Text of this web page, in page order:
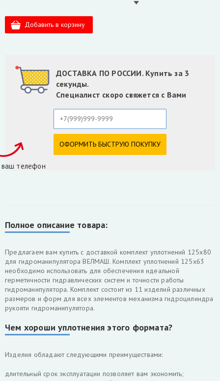
ДОСТАВКА ПО РОССИИ. Купить за 3
секунды.
Специалист скоро свяжется с Вами
телефон
Полное описание товара:
Предлагаем вам купить с доставкой комплект уплотнений 125х80
для гидроманипулятора ВЕЛМАШ. Комплект уплотнений 125х63
необходимо использовать для обеспечения идеальной
герметичности гидравлических систем и точности работы
гидроманипулятора. Комплект состоит из 11 изделий различных
размеров и форм для всех элементов механизма гидроцилиндра
рукояти гидроманипулятора.
Чем хороши уплотнения этого формата?
Изделия обладают следующими преимуществами:
длительный срок эксплуатации позволяет вам экономить;